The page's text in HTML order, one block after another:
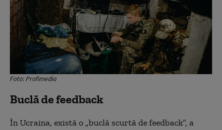
Foto: Profimedia
Buclă de feedback
În Ucraina, există o „buclă scurtă de feedback”, a